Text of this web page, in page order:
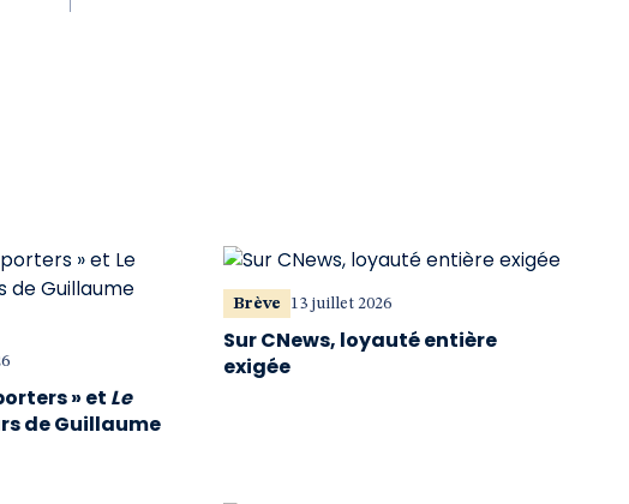
» et Le
de Guillaume
Brève 13 juillet 2026
Sur CNews, loyauté entière
exigée